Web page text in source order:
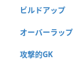
ビルドアップ
オーバーラップ
攻撃的GK